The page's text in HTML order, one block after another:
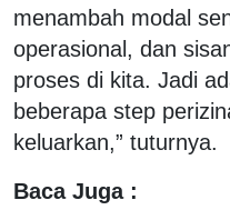
menambah modal
operasional, dan
proses di kita. Jadi
beberapa step
keluarkan,” tuturnya.
Baca Juga :